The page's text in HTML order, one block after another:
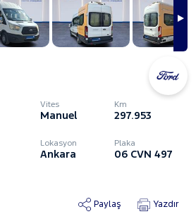
Vites
Manuel
Km
297.953
Lokasyon
Ankara
Plaka
06 CVN 497
Paylaş Yazdır